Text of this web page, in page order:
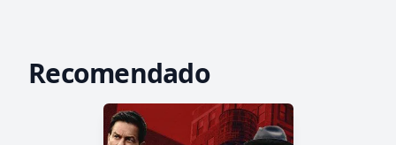
Recomendado